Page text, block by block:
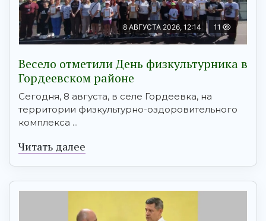
8 АВГУСТА 2026, 12:14 11
Весело отметили День физкультурника в
Гордеевском районе
Сегодня, 8 августа, в селе Гордеевка, на
территории физкультурно-оздоровительного
комплекса ...
Читать далее